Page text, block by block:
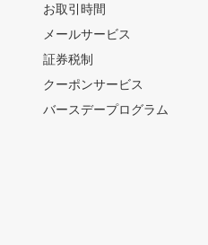
お取引時間
メールサービス
証券税制
クーポンサービス
バースデープログラム